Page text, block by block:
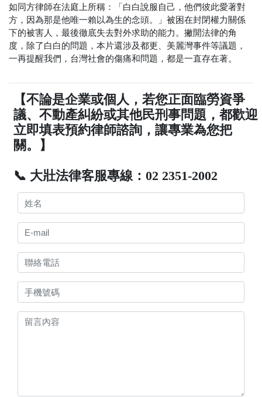
如同方律師在法庭上所稱：「白白說服自己，他們彼此愛著對
方，因為那是他唯一賴以為生的念頭。」被困在封閉權力關係
下的被害人，最後徹底失去對外求助的能力。撇開法律的角
度，除了白白的問題，本片還涉及都更、美麗灣事件等議題，
一再提醒我們，台灣社會的傷痛和問題，都是一直存在著。
【不論是企業或個人，若您正面臨勞資爭
議、不動產糾紛或其他民刑事問題，都歡迎
立即填表預約律師諮詢，讓專業為您把
關。】
📞 大壯法律客服專線：02 2351-2002